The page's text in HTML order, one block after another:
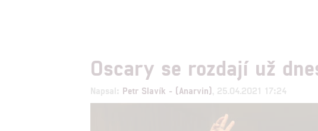
Oscary se rozdají už
Napsal: Petr Slavík - (Anarvin) , 25.04.2021 17:24